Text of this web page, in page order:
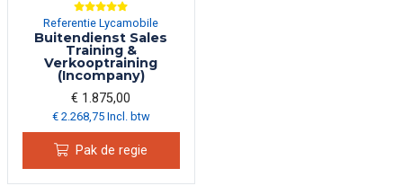
Referentie Lycamobile
Buitendienst Sales
Training &
Verkooptraining
(Incompany)
€ 1.875,00
€ 2.268,75 Incl. btw
Pak de regie